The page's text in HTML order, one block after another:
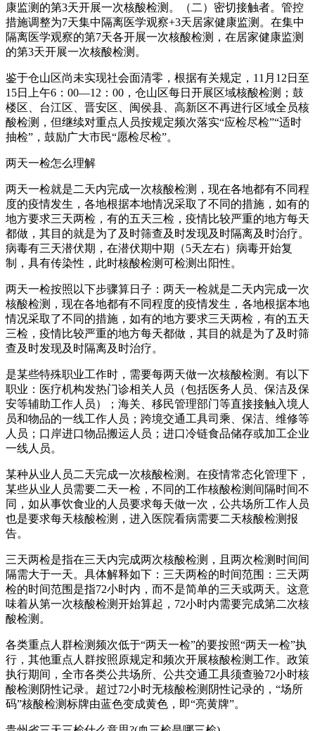
康监测的第3天开展一次核酸检测。（二）密切接触者。管控
措施调整为7天集中隔离医学观察+3天居家健康监测。在集中
隔离医学观察的第7天各开展一次核酸检测，在居家健康监测
的第3天开展一次核酸检测。
鉴于仓山区尚未实现社会面清零，根据有关规定，11月12日至
15日上午6：00—12：00，仓山区每日开展区域核酸检测；鼓
楼区、台江区、晋安区、闽侯县、高新区不再进行区域全员核
酸检测，但继续对重点人员按规定频次落实“应检尽检”“适时
抽检”，鼓励广大市民“愿检尽检”。
两天一检怎么理解
两天一检就是二天内完成一次核酸检测，现在各地都有不同程
度的疫情发生，各地根据本地情况采取了不同的措施，如有的
地方要求三天两检，有的五天三检，疫情比较严重的地方每天
都做，其目的就是为了及时筛查及时发现及时隔离及时治疗。
病毒有三天潜伏期，在潜伏期中期（5天左右）病毒开始复
制，具有传染性，此时核酸检测可检测出阳性。
两天一检按照以下步骤算日子：两天一检就是二天内完成一次
核酸检测，现在各地都有不同程度的疫情发生，各地根据本地
情况采取了不同的措施，如有的地方要求三天两检，有的五天
三检，疫情比较严重的地方每天都做，其目的就是为了及时筛
查及时发现及时隔离及时治疗。
是某些特殊职业工作时，需要每两天做一次核酸检测。有以下
职业：医疗机构发热门诊相关人员（包括医务人员、保洁及保
安等辅助工作人员）；海关、移民管理部门等直接接触入境人
员和物品的一线工作人员；跨境交通工具司乘、保洁、维修等
人员；口岸进口物品搬运人员；进口冷链食品储存或加工企业
一线人员。
某种从业人员二天完成一次核酸检测。在疫情常态化管理下，
某些从业人员需要二天一检，不同的工作核酸检测间隔时间不
同，如从事饮食业的人员要求每天做一次，公共场所工作人员
也是要求每天核酸检测，进入医院看病需要二天核酸检测报
告。
三天两检是指在三天内完成两次核酸检测，且两次检测时间间
隔需大于一天。具体解释如下：三天两检的时间范围：三天两
检的时间范围是指72小时内，而不是简单的三天或两天。这意
味着从第一次核酸检测开始算起，72小时内需要完成第二次核
酸检测。
各类重点人群检测频次低于“两天一检”的要按照“两天一检”执
行，其他重点人群按照原规定和频次开展核酸检测工作。政策
执行期间，全市各类公共场所、公共交通工具须查验72小时核
酸检测阴性记录。超过72小时无核酸检测阴性记录的，“场所
码”核酸检测标牌由蓝色变成黄色，即“亮黄牌”。